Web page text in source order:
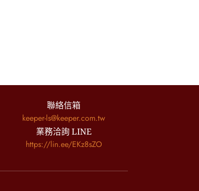
聯絡信箱
keeper-ls@keeper.com.tw
業務洽詢 LINE
https://lin.ee/EKz8sZO